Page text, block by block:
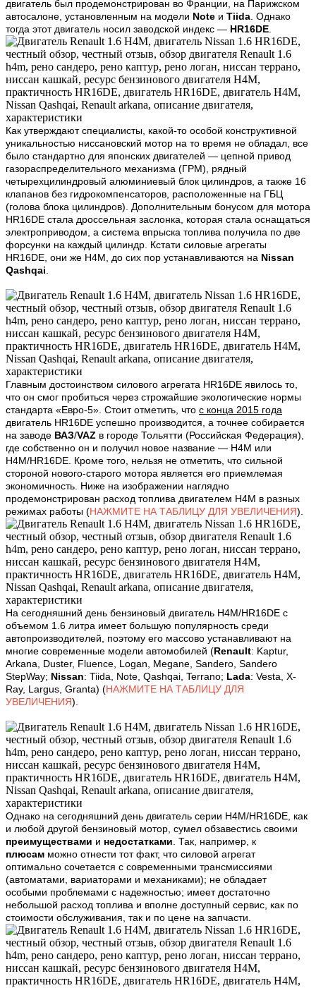
двигатель был продемонстрирован во Франции, на Парижском
автосалоне, установленным на модели Note и Tiida . Однако
тогда этот двигатель носил заводской индекс — HR16DE
Как утверждают специалисты, какой-то особой конструктивной
уникальностью ниссановский мотор на то время не обладал, все
было стандартно для японских двигателей — цепной привод
газораспределительного механизма (ГРМ), рядный
четырехцилиндровый алюминиевый блок цилиндров, а также 16
клапанов без гидрокомпенсаторов, расположенные на ГБЦ
(голова блока цилиндров). Дополнительным бонусом для мотора
HR16DE стала дроссельная заслонка, которая стала оснащаться
электроприводом, а система впрыска топлива получила по две
форсунки на каждый цилиндр. Кстати силовые агрегаты
HR16DE, они же H4M, до сих пор устанавливаются на Nissan
Qashqai
Главным достоинством силового агрегата HR16DE явилось то,
что он смог пробиться через строжайшие экологические нормы
стандарта «Евро-5». Стоит отметить, что с конца 2015 года
двигатель HR16DE успешно производится, а точнее собирается
на заводе ВАЗ/VAZ в городе Тольятти (Российская Федерация),
где собственно он и получил новое название — H4M или
H4M/HR16DE. Кроме того, нельзя не отметить, что сильной
стороной нового-старого мотора является его приемлемая
экономичность. Ниже на изображении наглядно
продемонстрирован расход топлива двигателем H4M в разных
режимах работы (НАЖМИТЕ НА ТАБЛИЦУ ДЛЯ УВЕЛИЧЕНИЯ)
На сегодняшний день бензиновый двигатель H4M/HR16DE с
объемом 1.6 литра имеет большую популярность среди
автопроизводителей, поэтому его массово устанавливают на
многие современные модели автомобилей (Renault: Kaptur,
Arkana, Duster, Fluence, Logan, Megane, Sandero, Sandero
StepWay; Nissan: Tiida, Note, Qashqai, Terrano; Lada: Vesta, X-
Ray, Largus, Granta) (НАЖМИТЕ НА ТАБЛИЦУ ДЛЯ
УВЕЛИЧЕНИЯ)
Однако на сегодняшний день двигатель серии H4M/HR16DE, как
и любой другой бензиновый мотор, сумел обзавестись своими
преимуществами и недостатками . Так, например, к
плюсам можно отнести тот факт, что силовой агрегат
оптимально сочетается с современными трансмиссиями
(автоматами, вариаторами и механиками); не обладает
особыми проблемами с надежностью; имеет достаточно
небольшой расход топлива и вполне доступный сервис, как по
стоимости обслуживания, так и по цене на запчасти.